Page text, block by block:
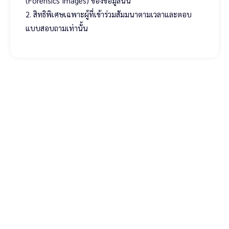
2. สิทธิพิเศษเฉพาะผู้ที่เข้าร่วมสัมมนาตามเวลาและตอบ
แบบสอบถามเท่านั้น